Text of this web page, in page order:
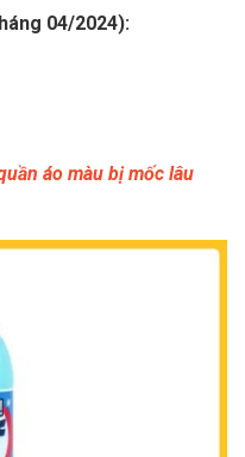
04/2024):
áo màu bị mốc lâu